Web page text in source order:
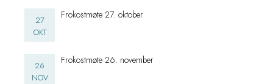
27
OKT
Frokostmøte 27. oktober
26
NOV
Frokostmøte 26. november